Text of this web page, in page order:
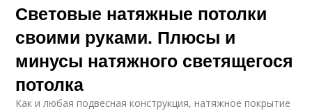
Световые натяжные потолки
своими руками. Плюсы и
минусы натяжного светящегося
потолка
Как и любая подвесная конструкция, натяжное покрытие